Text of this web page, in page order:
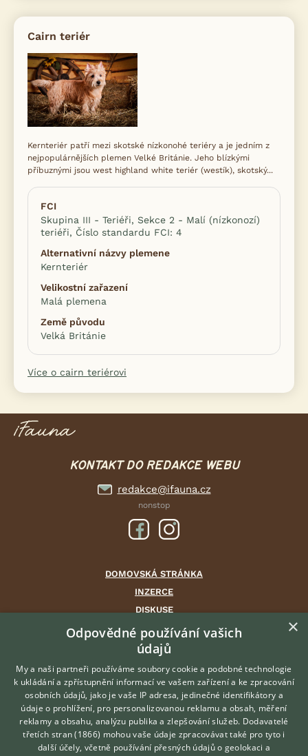
Cairn teriér
Kernteriér patří mezi skotské nízkonohé teriéry a je jedním z
nejpopulárnějších plemen Velké Británie. Jeho blízkými
příbuznými jsou west highland white teriér (westík), skotský...
FCI
Skupina III - Teriéři, Sekce 2 - Malí (nízkonozí)
teriéři, Číslo standardu FCI: 4
Alternativní názvy plemene
Kernteriér
Velikostní zařazení
Malá plemena
Země původu
Velká Británie
Více o cairn teriérovi
KONTAKT DO REDAKCE WEBU
redakce@ifauna.cz
nonstop
DOMOVSKÁ STRÁNKA
INZERCE
DISKUSE
ČLÁNKY
CHOVATELSKÉ STANICE
VÝBĚR VHODNÉHO PLEMENE
O nás
KontaktHledáte zvířecího kamaráda?
Zdarma vám poradí
×
Odpovědné používání vašich
údajů
My a naši partneři používáme soubory cookie a podobné technologie
k ukládání a zpřístupnění informací ve vašem zařízení a ke zpracování
osobních údajů, jako je vaše IP adresa, jedinečné identifikátory a
údaje o prohlížení, pro personalizovanou reklamu a obsah, měření
reklamy a obsahu, analýzu publika a zlepšování služeb. Dodavatelé
třetích stran (1866) mohou vaše údaje zpracovávat také pro tyto i
další účely, včetně používání přesných údajů o geolokaci a